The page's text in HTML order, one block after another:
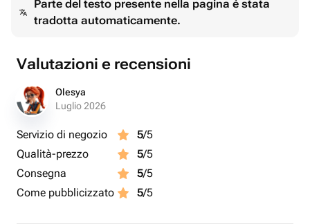
неистовом желании. Чем ярче цветки, тем сильнее
чувства.
другу женщины. В этом случае букет олицетворяет
уважение и дружеские эмоции.
Красные розы можно дарить и мужчинам. В этом
случае они обозначают высокий статус или восхищение
Parte del testo presente nella pagina è stata
tradotta automaticamente.
Valutazioni e recensioni
Olesya
Luglio 2026
Servizio di negozio 5/5
Qualità-prezzo
5/5
Consegna
5/5
Come pubblicizzato
5/5